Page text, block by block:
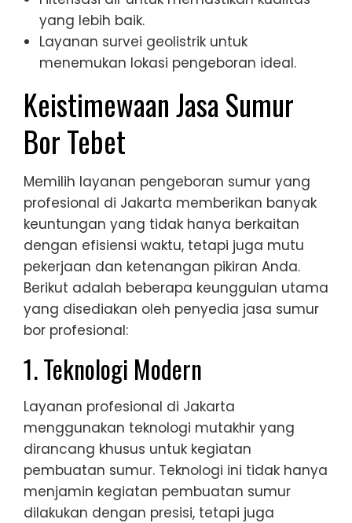
yang lebih baik.
Layanan survei geolistrik untuk
menemukan lokasi pengeboran ideal.
Keistimewaan Jasa Sumur
Bor Tebet
Memilih layanan pengeboran sumur yang
profesional di Jakarta memberikan banyak
keuntungan yang tidak hanya berkaitan
dengan efisiensi waktu, tetapi juga mutu
pekerjaan dan ketenangan pikiran Anda.
Berikut adalah beberapa keunggulan utama
yang disediakan oleh penyedia jasa sumur
bor profesional:
1. Teknologi Modern
Layanan profesional di Jakarta
menggunakan teknologi mutakhir yang
dirancang khusus untuk kegiatan
pembuatan sumur. Teknologi ini tidak hanya
menjamin kegiatan pembuatan sumur
dilakukan dengan presisi, tetapi juga